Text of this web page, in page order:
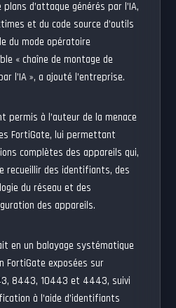
d’attaque générés par l’IA,
et du code source d’outils
du mode opératoire
« chaîne de montage de
l’IA », a ajouté l’entreprise.
permis à l’auteur de la menace
FortiGate, lui permettant
complètes des appareils qui,
recueillir des identifiants, des
du réseau et des
des appareils.
en un balayage systématique
FortiGate exposées sur
8443, 10443 et 4443, suivi
à l’aide d’identifiants